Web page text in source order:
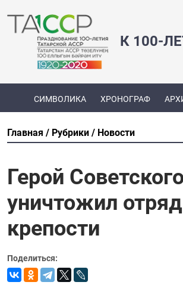
К 100-
СИМВОЛИКА ХРОНОГРАФ
Главная Рубрики Новости
Герой
уничтожил
крепости
Поделиться: